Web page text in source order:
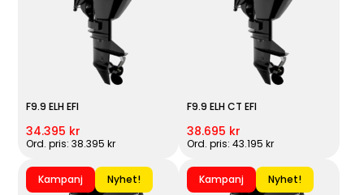
F9.9 ELH EFI
34.395 kr
Ord. pris: 38.395 kr
F9.9 ELH CT EFI
38.695 kr
Ord. pris: 43.195 kr
Kampanj Nyhet! Kampanj Nyhet!